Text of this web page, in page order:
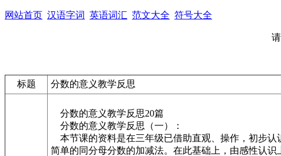
网站首页 汉语字词 英语词汇 范文大全 符号大全
标题 分数的意义教学反思
分数的意义教学反思20篇
分数的意义教学反思（一）：
本节课的资料是在三年级已借助直观、操作，初步认
简单的同分母分数的加减法。在此基础上，由感性认